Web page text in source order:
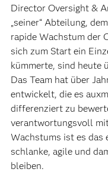
Director Oversight &
„seiner“ Abteilung,
rapide Wachstum der
sich zum Start ein
kümmerte, sind heute
Das Team hat über
entwickelt, die es
differenziert zu
verantwortungsvoll
Wachstums ist es das
schlanke, agile und
bleiben.